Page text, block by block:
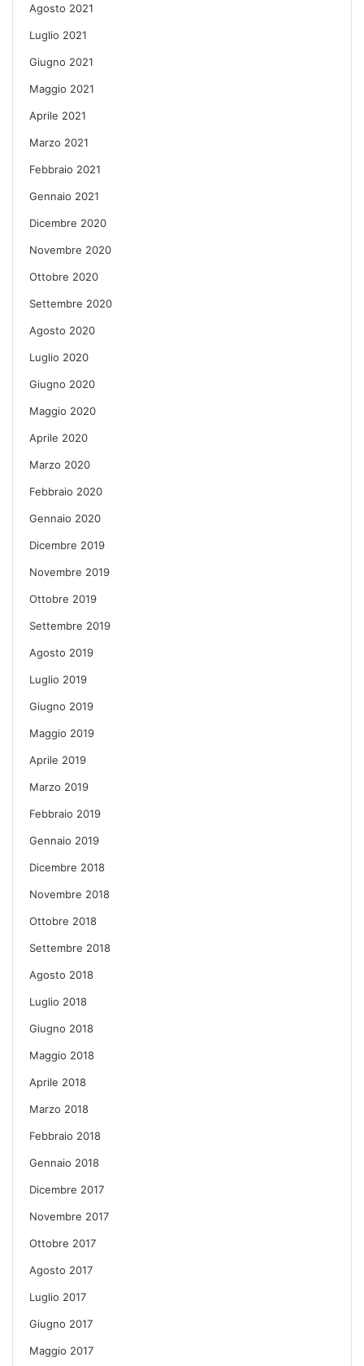
Agosto 2021
Luglio 2021
Giugno 2021
Maggio 2021
Aprile 2021
Marzo 2021
Febbraio 2021
Gennaio 2021
Dicembre 2020
Novembre 2020
Ottobre 2020
Settembre 2020
Agosto 2020
Luglio 2020
Giugno 2020
Maggio 2020
Aprile 2020
Marzo 2020
Febbraio 2020
Gennaio 2020
Dicembre 2019
Novembre 2019
Ottobre 2019
Settembre 2019
Agosto 2019
Luglio 2019
Giugno 2019
Maggio 2019
Aprile 2019
Marzo 2019
Febbraio 2019
Gennaio 2019
Dicembre 2018
Novembre 2018
Ottobre 2018
Settembre 2018
Agosto 2018
Luglio 2018
Giugno 2018
Maggio 2018
Aprile 2018
Marzo 2018
Febbraio 2018
Gennaio 2018
Dicembre 2017
Novembre 2017
Ottobre 2017
Agosto 2017
Luglio 2017
Giugno 2017
Maggio 2017